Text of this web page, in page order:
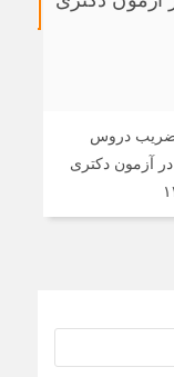
ضریب دروس
آزمون دکتری